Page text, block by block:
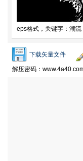
eps格式，关键字：潮流
下载矢量文件
解压密码：